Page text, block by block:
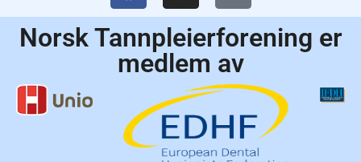
Norsk Tannpleierforening er
medlem av